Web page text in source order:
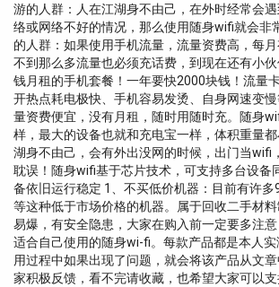
游的人群：人在江湖身不由己，在外时经常会
络或网络不好的情况，那么使用随身wifi就会非
的人群：如果使用手机流量，流量资费高，每
不到那么多流量也必须充话费，到现在还有小
钱月租的手机套餐！一年要快2000块钱！流量
开热点耗电极快、手机容易发烫、自身网速变
量资费便宜，没有月租，随时用随时充。随身
样，最大的设备也就和充电宝一样，体积重量
湖身不由己，会有外出没网的时候，出门当wifi
耽误！随身wifi基于芯片技术，可支持多台设备
备依旧运行稳定 1、不买低价机器：目前有许多
等这种低于市场价格的机器。属于回收二手材
易爆，有安全隐患，大家在购入前一定要多注
适合自己使用的随身wi-fi。每款产品都是本人
用过程中如果出现了问题，就会将该产品从文
家积极反馈，看不完请收藏，也希望大家可以